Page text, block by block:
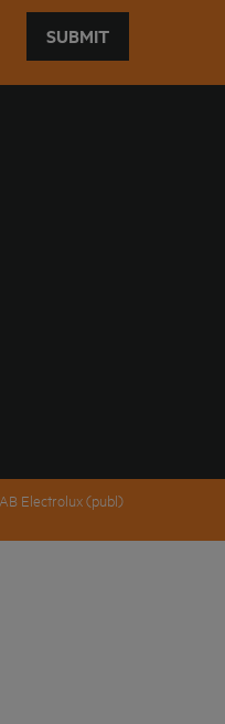
SUBMIT
Electrolux (publ)